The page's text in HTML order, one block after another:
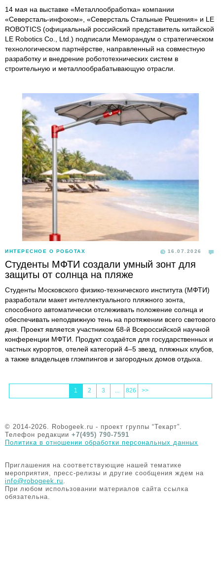
14 мая на выставке «Металлообработка» компании
«Северсталь-инфоком», «Северсталь Стальные Решения» и LE
ROBOTICS (официальный российский представитель китайской
LE Robotics Co., Ltd.) подписали Меморандум о стратегическом
технологическом партнёрстве, направленный на совместную
разработку и внедрение робототехнических систем в
строительную и металлообрабатывающую отрасли.
ИНТЕРЕСНОЕ О РОБОТАХ 16.07.2026
Студенты МФТИ создали умный зонт для
защиты от солнца на пляже
Студенты Московского физико-технического института (МФТИ)
разработали макет интеллектуального пляжного зонта,
способного автоматически отслеживать положение солнца и
обеспечивать неподвижную тень на протяжении всего светового
дня. Проект является участником 68-й Всероссийской научной
конференции МФТИ. Продукт создаётся для государственных и
частных курортов, отелей категорий 4–5 звезд, пляжных клубов,
а также владельцев глэмпингов и загородных домов отдыха.
1 2 3 ... 826 >>
© 2014-2026. Robogeek.ru - проект группы “Текарт”.
Телефон редакции +7(495) 790-7591
Политика в отношении обработки персональных данных
Приглашения на соответствующие нашей тематике
мероприятия, пресс-релизы и другие сообщения ждем на
info@robogeek.ru.
При любом использовании материалов сайта ссылка
обязательна.